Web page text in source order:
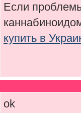
Если
купить в
ok